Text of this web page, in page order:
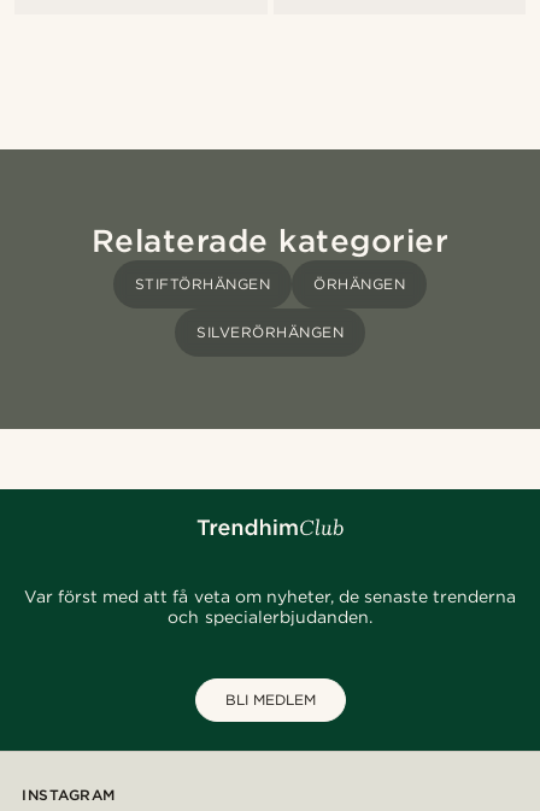
Relaterade kategorier
STIFTÖRHÄNGEN ÖRHÄNGEN
SILVERÖRHÄNGEN
Var först med att få veta om nyheter, de senaste trenderna
och specialerbjudanden.
BLI MEDLEM
INSTAGRAM